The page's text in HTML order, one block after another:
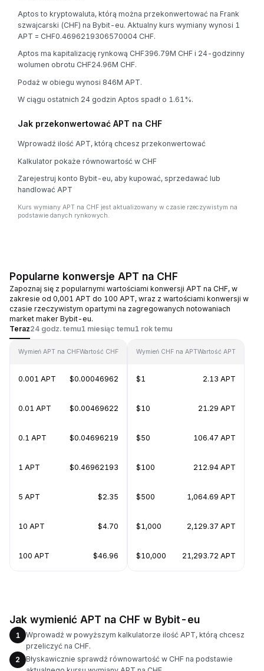
Aptos to kryptowaluta, którą można przekonwertować na Frank
szwajcarski (CHF) na Bybit-eu. Aktualny kurs wymiany wynosi 1
APT = CHF0.4696219306570004 CHF.
Aptos ma kapitalizację rynkową CHF396.79M CHF i 24-godzinny
wolumen obrotu CHF24.96M CHF.
Podaż w obiegu wynosi 846M APT.
W ciągu ostatnich 24 godzin Aptos spadł o 1.61%.
Jak przekonwertować APT na CHF
Wprowadź ilość APT, którą chcesz przekonwertować
Kalkulator pokaże równowartość w CHF
Zarejestruj konto Bybit-eu, aby kupować, sprzedawać lub
handlować APT
Kurs wymiany APT na CHF jest aktualizowany w czasie rzeczywistym na
podstawie danych rynkowych.
Popularne konwersje APT na CHF
Zapoznaj się z popularnymi wartościami konwersji APT na CHF, w
zakresie od 0,001 APT do 100 APT, wraz z wartościami konwersji w
czasie rzeczywistym opartymi na zagregowanych notowaniach
market maker Bybit-eu.
Teraz24 godz. temu1 miesiąc temu1 rok temu
Wymień APT na CHFWartość CHF
0.001 APT $0.00046962
0.01 APT $0.00469622
0.1 APT $0.04696219
1 APT $0.46962193
5 APT $2.35
10 APT $4.70
100 APT $46.96
Wymień CHF na APTWartość APT
$1 2.13 APT
$10 21.29 APT
$50 106.47 APT
$100 212.94 APT
$500 1,064.69 APT
$1,000 2,129.37 APT
$10,000 21,293.72 APT
Jak wymienić APT na CHF w Bybit-eu
1
Wprowadź w powyższym kalkulatorze ilość APT, którą chcesz
przeliczyć na CHF.
2
Błyskawicznie sprawdź równowartość w CHF na podstawie